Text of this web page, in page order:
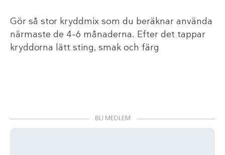
Gör så stor kryddmix som du beräknar använda
närmaste de 4–6 månaderna. Efter det tappar
kryddorna lätt sting, smak och färg
BLI MEDLEM